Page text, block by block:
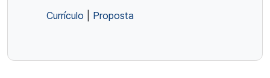
Currículo
Proposta